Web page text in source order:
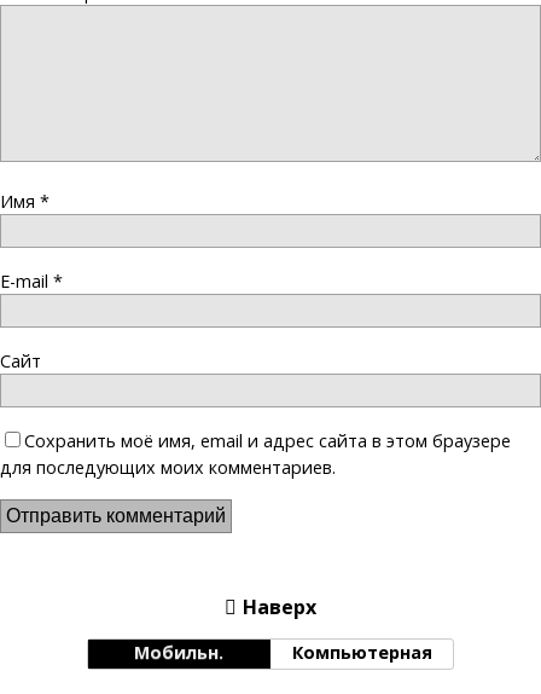
Имя *
E-mail *
Сайт
Сохранить моё имя, email и адрес сайта в этом браузере
для последующих моих комментариев.
Наверх
Мобильн. Компьютерная